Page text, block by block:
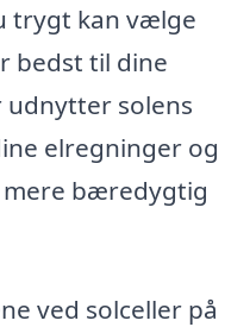
trygt kan vælge
bedst til dine
udnytter solens
elregninger og
bæredygtig
ved solceller på